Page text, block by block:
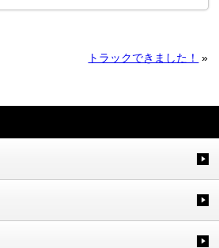
トラックできました！ »